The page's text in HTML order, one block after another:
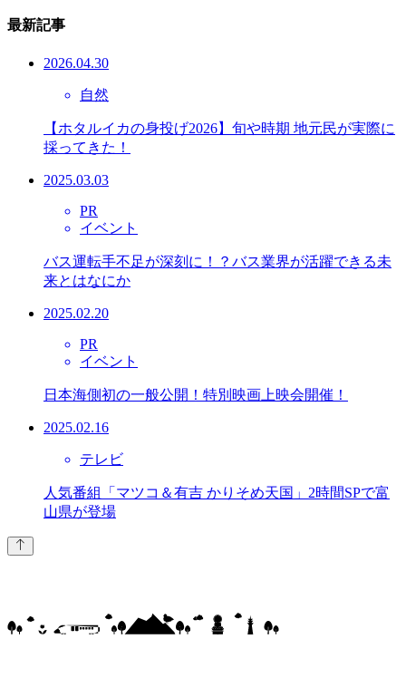
最新記事
2026.04.30
自然
【ホタルイカの身投げ2026】旬や時期 地元民が実際に
採ってきた！
2025.03.03
PR
イベント
バス運転手不足が深刻に！？バス業界が活躍できる未
来とはなにか
2025.02.20
PR
イベント
日本海側初の一般公開！特別映画上映会開催！
2025.02.16
テレビ
人気番組「マツコ＆有吉 かりそめ天国」2時間SPで富
山県が登場